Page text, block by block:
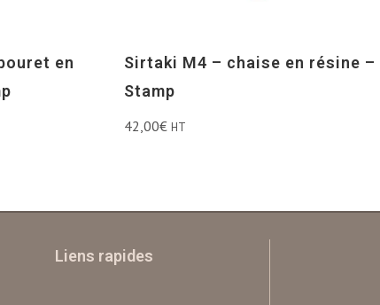
en
Sirtaki M4 – chaise en résine –
Stamp
42,00€ HT
Liens rapides